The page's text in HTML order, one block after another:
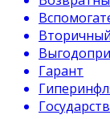
Гарант